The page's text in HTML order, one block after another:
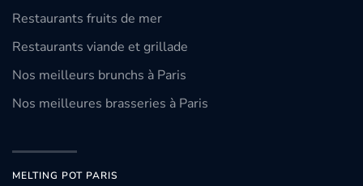
Restaurants fruits de mer
Restaurants viande et grillade
Nos meilleurs brunchs à Paris
Nos meilleures brasseries à Paris
MELTING POT PARIS